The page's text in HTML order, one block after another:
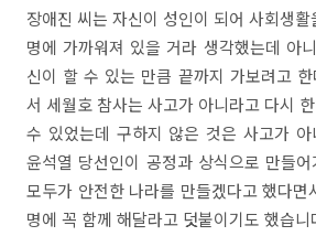
장애진 씨는 자신이 성인이 되어 사회생
명에 가까워져 있을 거라 생각했는데 아
신이 할 수 있는 만큼 끝까지 가보려고
서 세월호 참사는 사고가 아니라고 다시
수 있었는데 구하지 않은 것은 사고가
윤석열 당선인이 공정과 상식으로 만들
모두가 안전한 나라를 만들겠다고 했다
명에 꼭 함께 해달라고 덧붙이기도 했습니